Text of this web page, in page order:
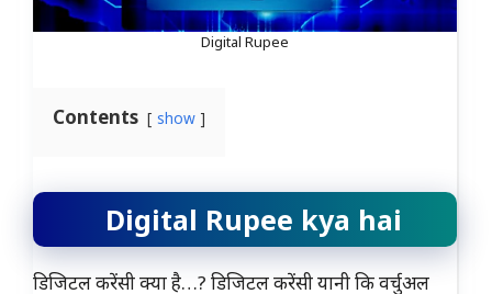
Digital Rupee
Contents show
Digital Rupee kya hai
डिजिटल करेंसी क्या है…? डिजिटल करेंसी यानी कि वर्चुअल